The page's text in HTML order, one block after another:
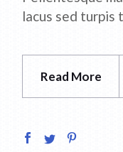
lacus sed turpis
Read More